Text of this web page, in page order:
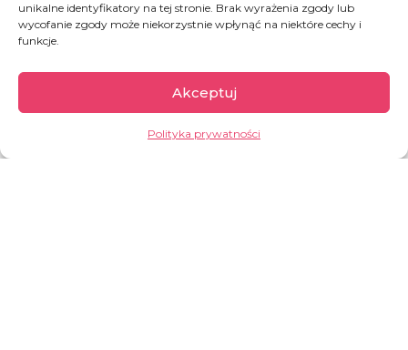
unikalne identyfikatory na tej stronie. Brak wyrażenia zgody lub
wycofanie zgody może niekorzystnie wpłynąć na niektóre cechy i
funkcje.
Akceptuj
Polityka prywatności
Grecja